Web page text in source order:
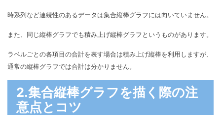
時系列など連続性のあるデータは集合縦棒グラフには向いていません。
また、同じ縦棒グラフでも積み上げ縦棒グラフというものがあります。
ラベルごとの各項目の合計を表す場合は積み上げ縦棒を利用しますが、
通常の縦棒グラフでは合計は分かりません。
2.集合縦棒グラフを描く際の注
意点とコツ